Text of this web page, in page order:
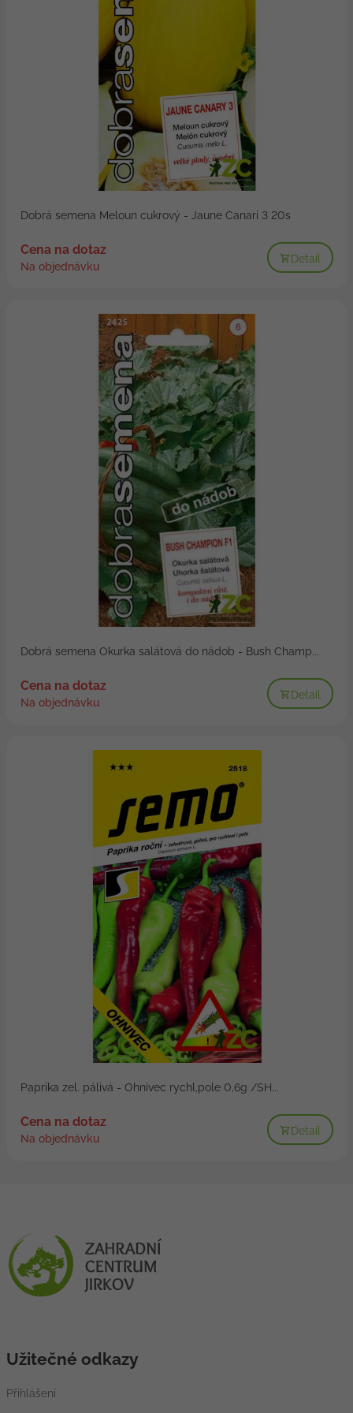
Dobrá semena Meloun cukrový - Jaune Canari 3 20s
Cena na dotaz
Na objednávku
Detail
Dobrá semena Okurka salátová do nádob - Bush Champ...
Cena na dotaz
Na objednávku
Detail
Paprika zel. pálivá - Ohnivec rychl,pole 0,6g /SH...
Cena na dotaz
Na objednávku
Detail
Užitečné odkazy
Přihlášení